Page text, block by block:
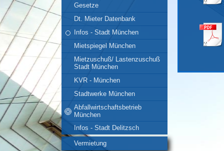
Gesetze
Dt. Mieter Datenbank
Infos - Stadt München
Mietspiegel München
Mietzuschuß/ Lastenzuschuß
Stadt München
KVR - München
Stadtwerke München
Abfallwirtschaftsbetrieb
München
Infos - Stadt Delitzsch
Vermietung